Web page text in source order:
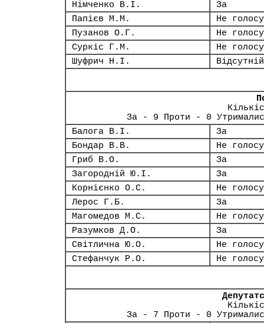
Німченко В.І.
За
Папієв М.М.
Не
Пузанов О.Г.
Не
Суркіс Г.М.
Не
Шуфрич Н.І.
Відсутній
За - 9 Проти - 0
Балога В.І.
За
Бондар В.В.
Не
Гриб В.О.
За
Загородній Ю.І.
За
Корнієнко О.С.
Не
Лерос Г.Б.
За
Магомедов М.С.
Не
Разумков Д.О.
За
Світлична Ю.О.
Не
Стефанчук Р.О.
Не
За - 7 Проти - 0